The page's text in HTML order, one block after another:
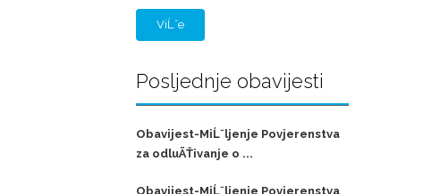
ViĹˇe
Posljednje obavijesti
Obavijest-MiĹˇljenje Povjerenstva
za odluÄŤivanje o ...
Obavijest-MiĹˇljenje Povjerenstva